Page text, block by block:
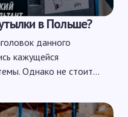
в Польше?
данного
кажущейся
Однако не стоит…